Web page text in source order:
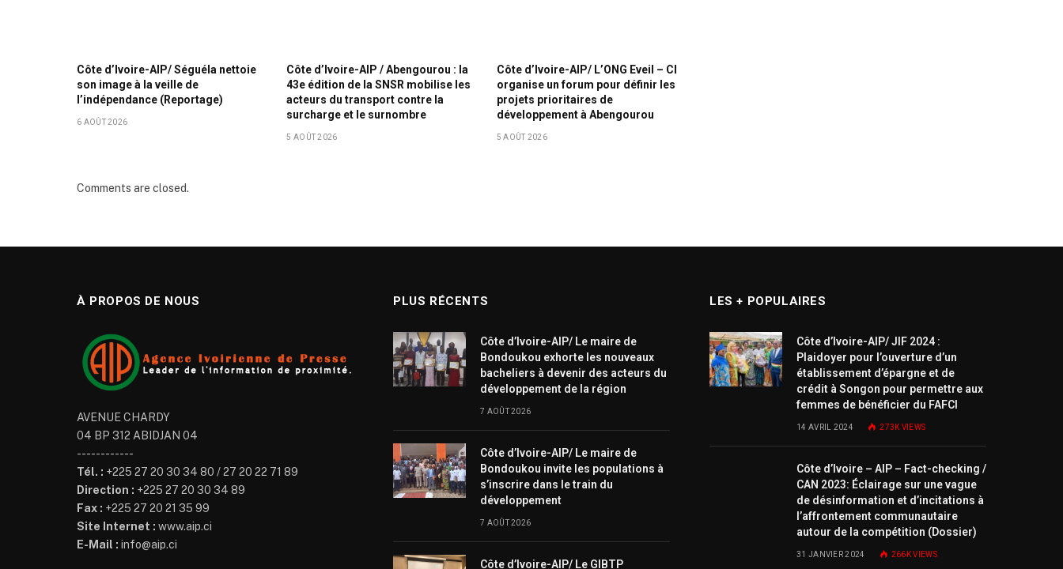
Côte d’Ivoire-AIP/ Séguéla nettoie
son image à la veille de
l’indépendance (Reportage)
6 AOÛT 2026
Côte d’Ivoire-AIP / Abengourou : la
43e édition de la SNSR mobilise les
acteurs du transport contre la
surcharge et le surnombre
5 AOÛT 2026
Côte d’Ivoire-AIP/ L’ONG Eveil – CI
organise un forum pour définir les
projets prioritaires de
développement à Abengourou
5 AOÛT 2026
Comments are closed.
À PROPOS DE NOUS
AVENUE CHARDY
04 BP 312 ABIDJAN 04
------------
Tél. : +225 27 20 30 34 80 / 27 20 22 71 89
Direction : +225 27 20 30 34 89
Fax : +225 27 20 21 35 99
Site Internet : www.aip.ci
E-Mail : info@aip.ci
PLUS RÉCENTS
Côte d’Ivoire-AIP/ Le maire de
Bondoukou exhorte les nouveaux
bacheliers à devenir des acteurs du
développement de la région
7 AOÛT 2026
Côte d’Ivoire-AIP/ Le maire de
Bondoukou invite les populations à
s’inscrire dans le train du
développement
7 AOÛT 2026
Côte d’Ivoire-AIP/ Le GIBTP
LES + POPULAIRES
Côte d’Ivoire-AIP/ JIF 2024 :
Plaidoyer pour l’ouverture d’un
établissement d’épargne et de
crédit à Songon pour permettre aux
femmes de bénéficier du FAFCI
14 AVRIL 2024 273KVIEWS
Côte d’Ivoire – AIP – Fact-checking /
CAN 2023: Éclairage sur une vague
de désinformation et d’incitations à
l’affrontement communautaire
autour de la compétition (Dossier)
31 JANVIER 2024 266KVIEWS